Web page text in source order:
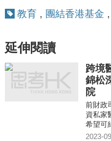
教育 , 團結香港基金 ,
延伸閱讀
跨境
錦松
院
前財政
資私家
希望可
2023-